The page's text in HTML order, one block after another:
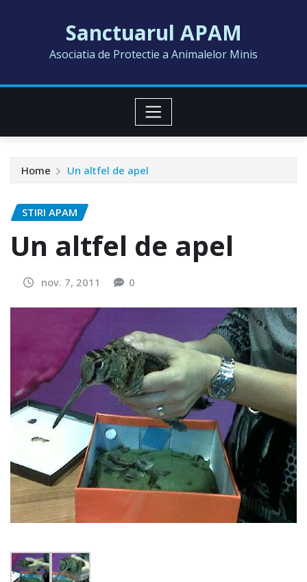
Sanctuarul APAM
Asociatia de Protectie a Animalelor Minis
Home Un altfel de apel
STIRI APAM
Un altfel de apel
nov. 7, 2011 0